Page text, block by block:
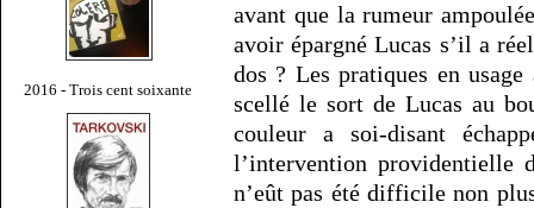
2016 - Trois cent soixante
avant que la rumeur
avoir épargné Lucas s’il a
dos ? Les pratiques en
scellé le sort de Lucas au
couleur a soi-disant
l’intervention providentielle
n’eût pas été difficile non